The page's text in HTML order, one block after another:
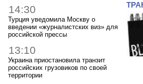
14:30
Турция уведомила Москву о
введении «журналистских виз» для
российской прессы
13:10
Украина приостановила транзит
российских грузовиков по своей
территории